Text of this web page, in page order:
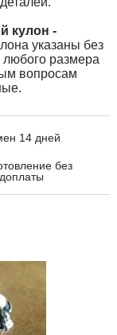
нужного
кулон -
указаны без
любого размера
вопросам
14 дней
без